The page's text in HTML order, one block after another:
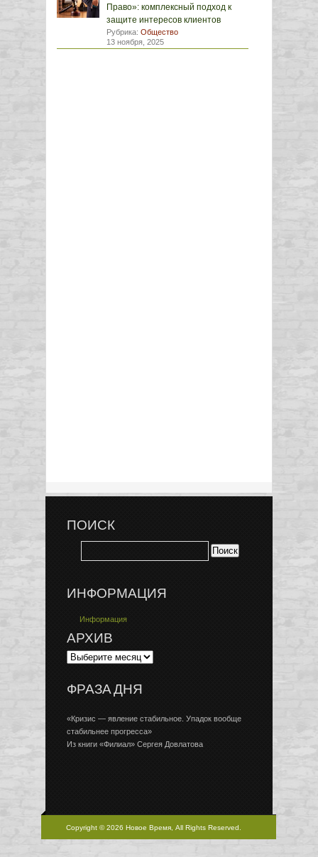
Право»: комплексный подход к
защите интересов клиентов
Рубрика: Общество
13 ноября, 2025
ПОИСК
ИНФОРМАЦИЯ
Информация
АРХИВ
ФРАЗА ДНЯ
«Кризис — явление стабильное. Упадок вообще
стабильнее прогресса»
Из книги «Филиал» Сергея Довлатова
Copyright © 2026 Новое Время, All Rights Reserved.